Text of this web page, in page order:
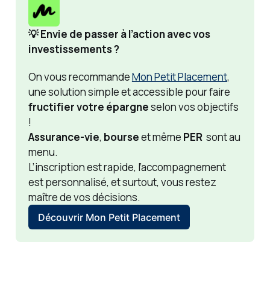
💡 Envie de passer à l’action avec vos
investissements ?
On vous recommande Mon Petit Placement,
fructifier votre épargne selon vos objectifs
!
Assurance-vie, bourse et même PER sont au
menu.
L’inscription est rapide, l’accompagnement
est personnalisé, et surtout, vous restez
maître de vos décisions.
Découvrir Mon Petit Placement